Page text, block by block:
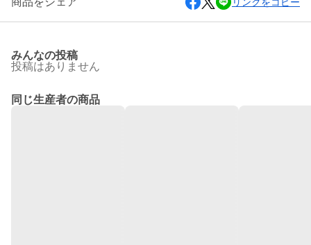
みんなの投稿
投稿はありません
同じ生産者の商品